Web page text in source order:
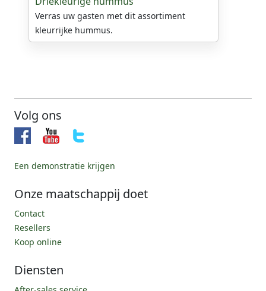
Verras uw gasten met dit assortiment
kleurrijke hummus.
Volg ons
Een demonstratie krijgen
Onze maatschappij doet
Contact
Resellers
Koop online
Diensten